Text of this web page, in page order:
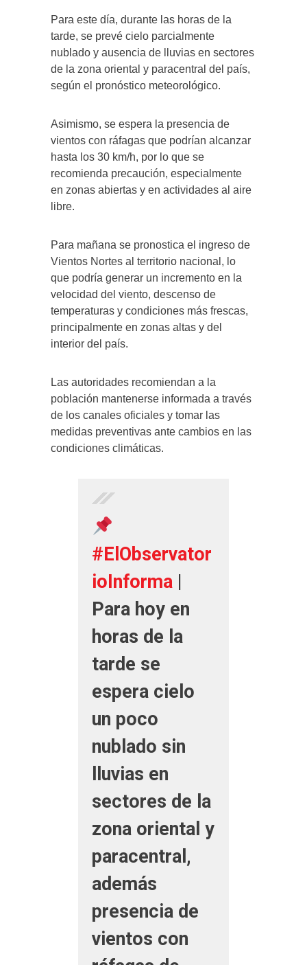
Para este día, durante las horas de la
tarde, se prevé cielo parcialmente
nublado y ausencia de lluvias en sectores
de la zona oriental y paracentral del país,
según el pronóstico meteorológico.
Asimismo, se espera la presencia de
vientos con ráfagas que podrían alcanzar
hasta los 30 km/h, por lo que se
recomienda precaución, especialmente
en zonas abiertas y en actividades al aire
libre.
Para mañana se pronostica el ingreso de
Vientos Nortes al territorio nacional, lo
que podría generar un incremento en la
velocidad del viento, descenso de
temperaturas y condiciones más frescas,
principalmente en zonas altas y del
interior del país.
Las autoridades recomiendan a la
población mantenerse informada a través
de los canales oficiales y tomar las
medidas preventivas ante cambios en las
condiciones climáticas.
#ElObservator
ioInforma |
Para hoy en
horas de la
tarde se
espera cielo
un poco
nublado sin
lluvias en
sectores de la
zona oriental y
paracentral,
además
presencia de
vientos con